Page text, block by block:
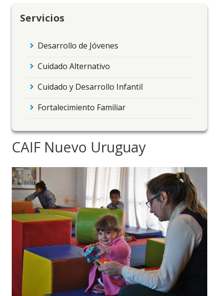
CAIF Nuevo Uruguay
Servicios
Desarrollo de Jóvenes
Cuidado Alternativo
Cuidado y Desarrollo Infantil
Fortalecimiento Familiar